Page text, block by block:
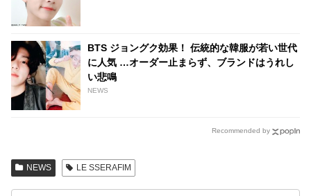
BTS ジョングク効果！ 伝統的な韓服が若い世代
に人気 …オーダー止まらず、ブランドはうれし
い悲鳴
NEWS
Recommended by
NEWS LE SSERAFIM